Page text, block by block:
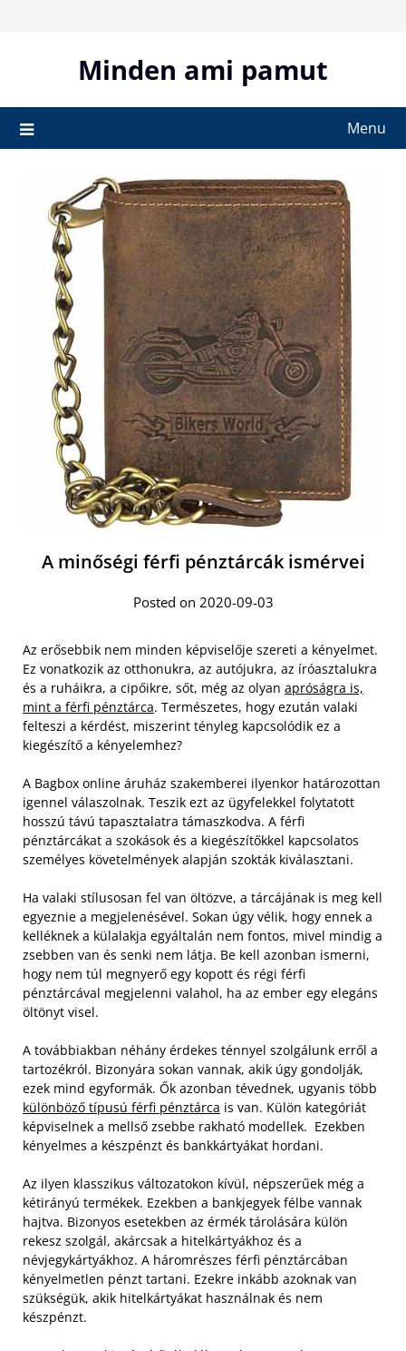
Minden ami pamut
Menu
A minőségi férfi pénztárcák ismérvei
Posted on 2020-09-03
Az erősebbik nem minden képviselője szereti a kényelmet.
Ez vonatkozik az otthonukra, az autójukra, az íróasztalukra
és a ruháikra, a cipőikre, sőt, még az olyan apróságra is,
mint a férfi pénztárca. Természetes, hogy ezután valaki
felteszi a kérdést, miszerint tényleg kapcsolódik ez a
kiegészítő a kényelemhez?
A Bagbox online áruház szakemberei ilyenkor határozottan
igennel válaszolnak. Teszik ezt az ügyfelekkel folytatott
hosszú távú tapasztalatra támaszkodva. A férfi
pénztárcákat a szokások és a kiegészítőkkel kapcsolatos
személyes követelmények alapján szokták kiválasztani.
Ha valaki stílusosan fel van öltözve, a tárcájának is meg kell
egyeznie a megjelenésével. Sokan úgy vélik, hogy ennek a
kelléknek a külalakja egyáltalán nem fontos, mivel mindig a
zsebben van és senki nem látja. Be kell azonban ismerni,
hogy nem túl megnyerő egy kopott és régi férfi
pénztárcával megjelenni valahol, ha az ember egy elegáns
öltönyt visel.
A továbbiakban néhány érdekes ténnyel szolgálunk erről a
tartozékról. Bizonyára sokan vannak, akik úgy gondolják,
ezek mind egyformák. Ők azonban tévednek, ugyanis több
különböző típusú férfi pénztárca is van. Külön kategóriát
képviselnek a mellső zsebbe rakható modellek. Ezekben
kényelmes a készpénzt és bankkártyákat hordani.
Az ilyen klasszikus változatokon kívül, népszerűek még a
kétirányú termékek. Ezekben a bankjegyek félbe vannak
hajtva. Bizonyos esetekben az érmék tárolására külön
rekesz szolgál, akárcsak a hitelkártyákhoz és a
névjegykártyákhoz. A háromrészes férfi pénztárcában
kényelmetlen pénzt tartani. Ezekre inkább azoknak van
szükségük, akik hitelkártyákat használnak és nem
készpénzt.